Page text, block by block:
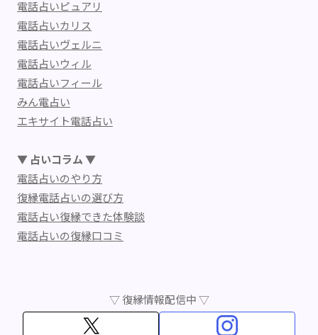
電話占いピュアリ
電話占いカリス
電話占いヴェルニ
電話占いウィル
電話占いフィール
みん電占い
エキサイト電話占い
▼ 占いコラム ▼
電話占いのやり方
復縁電話占いの選び方
電話占い復縁できた体験談
電話占いの復縁口コミ
▽ 復縁情報配信中 ▽